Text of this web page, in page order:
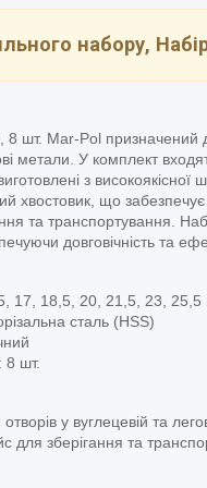
набору,
шт. Mar-Pol призначений
метали. У комплект
з високоякісної
хвостовик, що
та транспортування.
довговічність та
17, 18,5, 20, 21,5, 23,
сталь (HSS)
8 шт.
у вуглецевій та
для зберігання та